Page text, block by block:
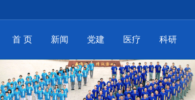
首 页 新闻 党建 医疗 科研